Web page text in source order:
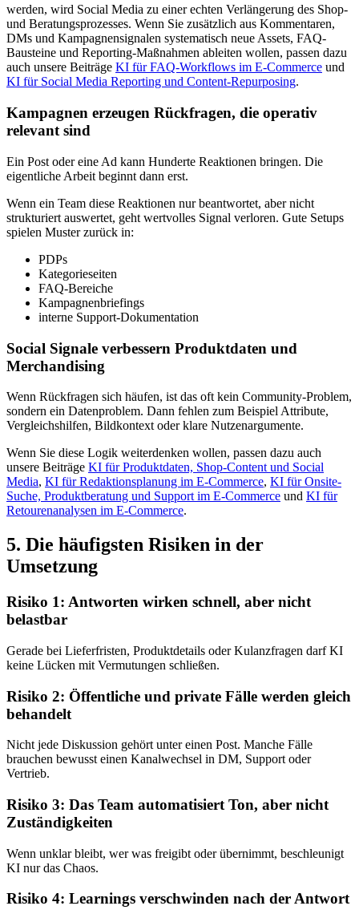
werden, wird Social Media zu einer echten Verlängerung des Shop-
und Beratungsprozesses. Wenn Sie zusätzlich aus Kommentaren,
DMs und Kampagnensignalen systematisch neue Assets, FAQ-
Bausteine und Reporting-Maßnahmen ableiten wollen, passen dazu
auch unsere Beiträge KI für FAQ-Workflows im E-Commerce und
KI für Social Media Reporting und Content-Repurposing.
Kampagnen erzeugen Rückfragen, die operativ
relevant sind
Ein Post oder eine Ad kann Hunderte Reaktionen bringen. Die
eigentliche Arbeit beginnt dann erst.
Wenn ein Team diese Reaktionen nur beantwortet, aber nicht
strukturiert auswertet, geht wertvolles Signal verloren. Gute Setups
spielen Muster zurück in:
PDPs
Kategorieseiten
FAQ-Bereiche
Kampagnenbriefings
interne Support-Dokumentation
Social Signale verbessern Produktdaten und
Merchandising
Wenn Rückfragen sich häufen, ist das oft kein Community-Problem,
sondern ein Datenproblem. Dann fehlen zum Beispiel Attribute,
Vergleichshilfen, Bildkontext oder klare Nutzenargumente.
Wenn Sie diese Logik weiterdenken wollen, passen dazu auch
unsere Beiträge KI für Produktdaten, Shop-Content und Social
Media, KI für Redaktionsplanung im E-Commerce, KI für Onsite-
Suche, Produktberatung und Support im E-Commerce und KI für
Retourenanalysen im E-Commerce.
5. Die häufigsten Risiken in der
Umsetzung
Risiko 1: Antworten wirken schnell, aber nicht
belastbar
Gerade bei Lieferfristen, Produktdetails oder Kulanzfragen darf KI
keine Lücken mit Vermutungen schließen.
Risiko 2: Öffentliche und private Fälle werden gleich
behandelt
Nicht jede Diskussion gehört unter einen Post. Manche Fälle
brauchen bewusst einen Kanalwechsel in DM, Support oder
Vertrieb.
Risiko 3: Das Team automatisiert Ton, aber nicht
Zuständigkeiten
Wenn unklar bleibt, wer was freigibt oder übernimmt, beschleunigt
KI nur das Chaos.
Risiko 4: Learnings verschwinden nach der Antwort